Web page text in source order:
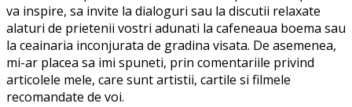
va inspire, sa invite la dialoguri sau la discutii relaxate
alaturi de prietenii vostri adunati la cafeneaua boema sau
la ceainaria inconjurata de gradina visata. De asemenea,
mi-ar placea sa imi spuneti, prin comentariile privind
articolele mele, care sunt artistii, cartile si filmele
recomandate de voi.